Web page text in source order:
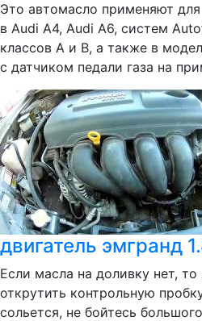
Это автомасло применяют
в Audi А4, Audi А6, систем
классов А и В, а также в
с датчиком педали газа на
двигатель эмгранд
Если масла на доливку нет,
открутить контрольную
сольется, не бойтесь